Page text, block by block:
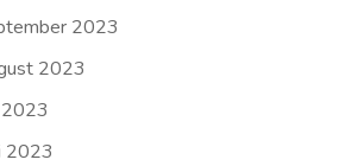
2023
2023
2023
2023